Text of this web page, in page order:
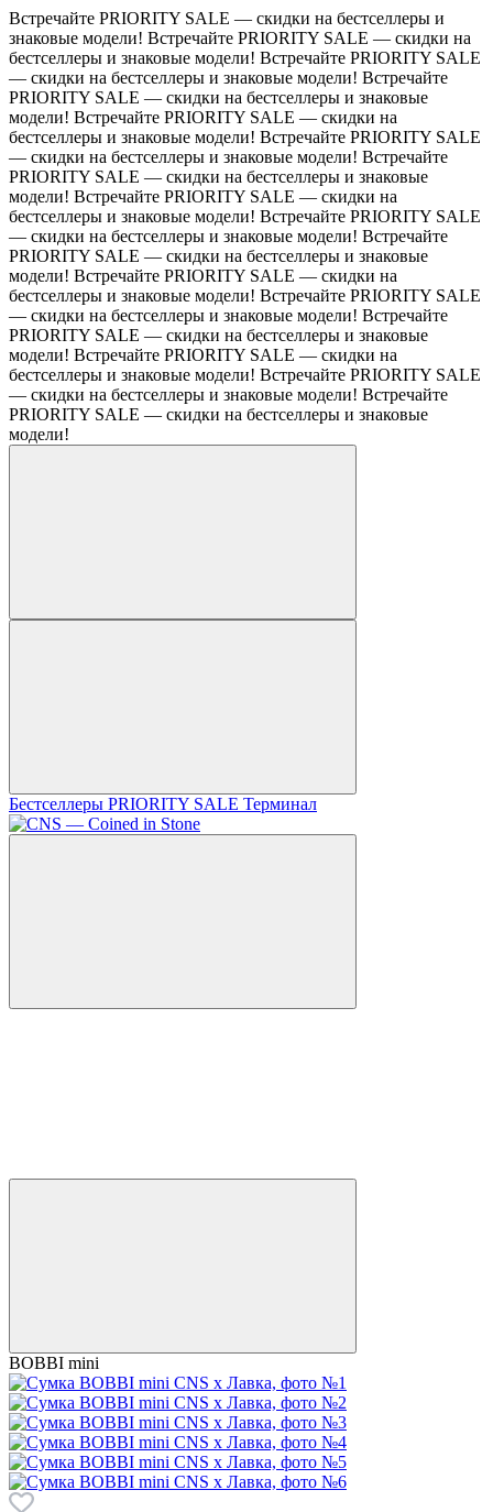
Встречайте PRIORITY SALE — скидки на бестселлеры и
знаковые модели! Встречайте PRIORITY SALE — скидки на
бестселлеры и знаковые модели! Встречайте PRIORITY SALE
— скидки на бестселлеры и знаковые модели! Встречайте
PRIORITY SALE — скидки на бестселлеры и знаковые
модели! Встречайте PRIORITY SALE — скидки на
бестселлеры и знаковые модели! Встречайте PRIORITY SALE
— скидки на бестселлеры и знаковые модели! Встречайте
PRIORITY SALE — скидки на бестселлеры и знаковые
модели! Встречайте PRIORITY SALE — скидки на
бестселлеры и знаковые модели! Встречайте PRIORITY SALE
— скидки на бестселлеры и знаковые модели! Встречайте
PRIORITY SALE — скидки на бестселлеры и знаковые
модели! Встречайте PRIORITY SALE — скидки на
бестселлеры и знаковые модели! Встречайте PRIORITY SALE
— скидки на бестселлеры и знаковые модели! Встречайте
PRIORITY SALE — скидки на бестселлеры и знаковые
модели! Встречайте PRIORITY SALE — скидки на
бестселлеры и знаковые модели! Встречайте PRIORITY SALE
— скидки на бестселлеры и знаковые модели! Встречайте
PRIORITY SALE — скидки на бестселлеры и знаковые
модели!
Бестселлеры PRIORITY SALE Терминал
BOBBI mini